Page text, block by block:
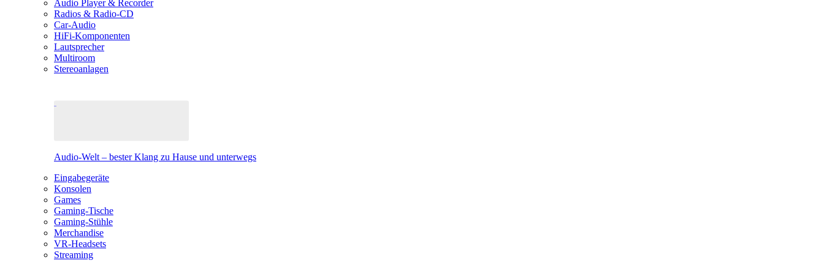
Audio Player & Recorder
Radios & Radio-CD
Car-Audio
HiFi-Komponenten
Lautsprecher
Multiroom
Stereoanlagen
Audio-Welt – bester Klang zu Hause und unterwegs
Eingabegeräte
Konsolen
Games
Gaming-Tische
Gaming-Stühle
Merchandise
VR-Headsets
Streaming